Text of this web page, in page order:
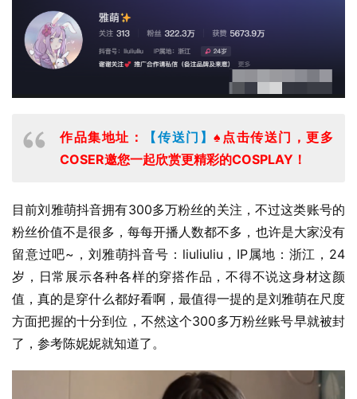
作品集地址： 【传送门】♠点击传送门，更多
COSER邀您一起欣赏更精彩的COSPLAY！
目前刘雅萌抖音拥有300多万粉丝的关注，不过这类账号的
粉丝价值不是很多，每每开播人数都不多，也许是大家没有
留意过吧~，刘雅萌抖音号：liuliuliu，IP属地：浙江，24
岁，日常展示各种各样的穿搭作品，不得不说这身材这颜
值，真的是穿什么都好看啊，最值得一提的是刘雅萌在尺度
方面把握的十分到位，不然这个300多万粉丝账号早就被封
了，参考陈妮妮就知道了。